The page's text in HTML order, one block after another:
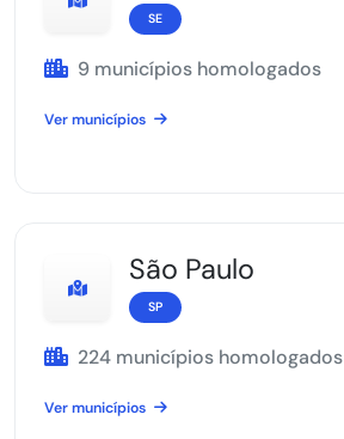
SE
9 municípios homologados
Ver municípios
São Paulo
SP
224 municípios homologados
Ver municípios